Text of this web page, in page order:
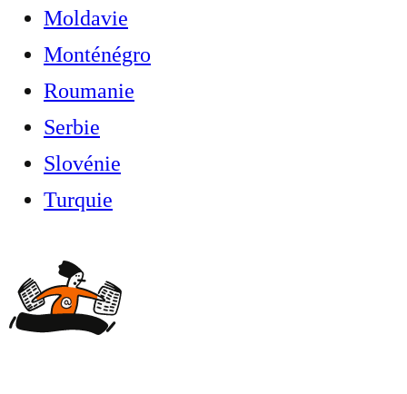
Moldavie
Monténégro
Roumanie
Serbie
Slovénie
Turquie